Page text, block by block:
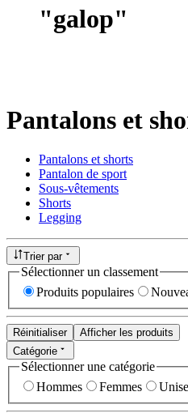
"galop"
Pantalons et
Pantalons et shorts
Pantalon de sport
Sous-vêtements
Shorts
Legging
Trier par
Sélectionner un classement
Produits populaires
Réinitialiser
Afficher les produits
Catégorie
Sélectionner une catégorie
Hommes
Femmes